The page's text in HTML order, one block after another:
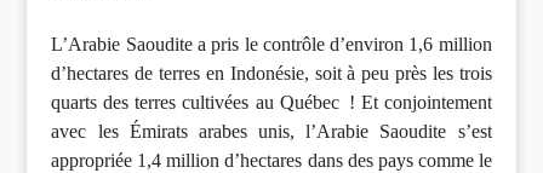
L’Arabie Saoudite a pris le contrôle d’environ 1,6 million
d’hectares de terres en Indonésie, soit à peu près les trois
quarts des terres cultivées au Québec ! Et conjointement
avec les Émirats arabes unis, l’Arabie Saoudite s’est
appropriée 1,4 million d’hectares dans des pays comme le